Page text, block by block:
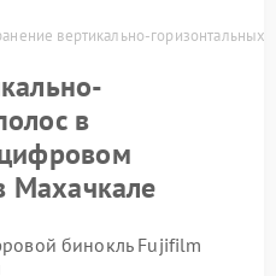
вертикально-горизонтальных
в
Махачкале
бинокль Fujifilm